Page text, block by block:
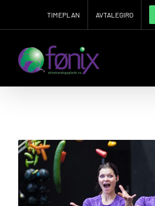
TIMEPLAN AVTALEGIRO